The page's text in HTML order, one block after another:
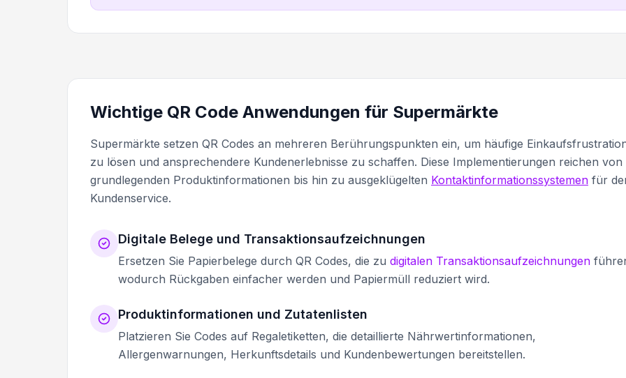
Wichtige QR Code Anwendungen für Supermärkte
Supermärkte setzen QR Codes an mehreren Berührungspunkten ein, um häufige
zu lösen und ansprechendere Kundenerlebnisse zu schaffen. Diese Implementierungen reichen von
grundlegenden Produktinformationen bis hin zu ausgeklügelten Kontaktinformationssystemen für
Kundenservice.
Digitale Belege und Transaktionsaufzeichnungen
Ersetzen Sie Papierbelege durch QR Codes, die zu digitalen Transaktionsaufzeichnungen
wodurch Rückgaben einfacher werden und Papiermüll reduziert wird.
Produktinformationen und Zutatenlisten
Platzieren Sie Codes auf Regaletiketten, die detaillierte Nährwertinformationen,
Allergenwarnungen, Herkunftsdetails und Kundenbewertungen bereitstellen.